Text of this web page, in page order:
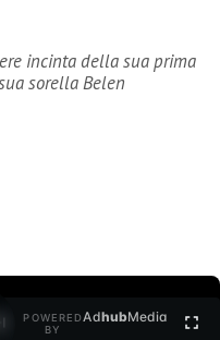
incinta della sua prima
sorella Belen
POWERED
BY
AdhubMedia